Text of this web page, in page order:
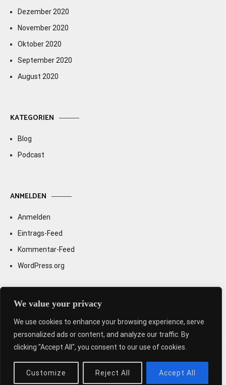
We value your privacy
We use cookies to enhance your browsing experience, serve
personalized ads or content, and analyze our traffic. By
clicking "Accept All", you consent to our use of cookies.
Customize Reject All Accept All
Dezember 2020
November 2020
Oktober 2020
September 2020
August 2020
KATEGORIEN
Blog
Podcast
ANMELDEN
Anmelden
Eintrags-Feed
Kommentar-Feed
WordPress.org